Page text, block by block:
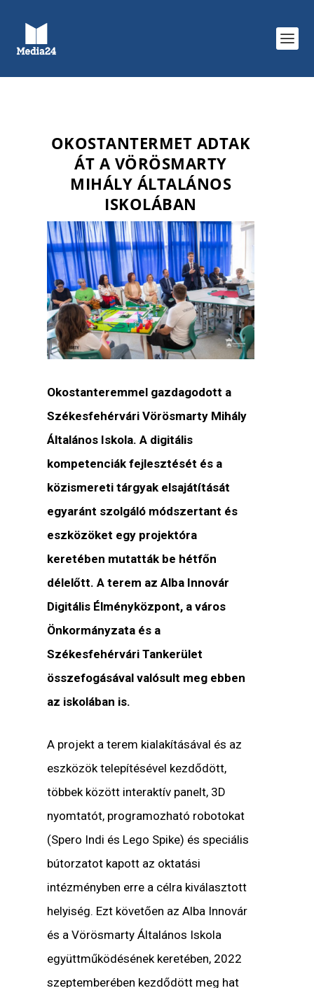
OKOSTANTERMET ADTAK
ÁT A VÖRÖSMARTY
MIHÁLY ÁLTALÁNOS
ISKOLÁBAN
Okostanteremmel gazdagodott a
Székesfehérvári Vörösmarty Mihály
Általános Iskola. A digitális
kompetenciák fejlesztését és a
közismereti tárgyak elsajátítását
egyaránt szolgáló módszertant és
eszközöket egy projektóra
keretében mutatták be hétfőn
délelőtt. A terem az Alba Innovár
Digitális Élményközpont, a város
Önkormányzata és a
Székesfehérvári Tankerület
összefogásával valósult meg ebben
az iskolában is.
A projekt a terem kialakításával és az
eszközök telepítésével kezdődött,
többek között interaktív panelt, 3D
nyomtatót, programozható robotokat
(Spero Indi és Lego Spike) és speciális
bútorzatot kapott az oktatási
intézményben erre a célra kiválasztott
helyiség. Ezt követően az Alba Innovár
és a Vörösmarty Általános Iskola
együttműködésének keretében, 2022
szeptemberében kezdődött meg hat